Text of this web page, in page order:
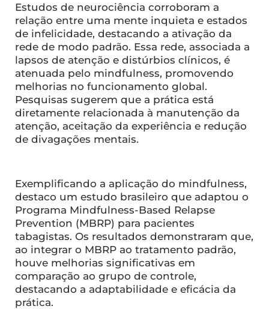
Estudos de neurociência corroboram a
relação entre uma mente inquieta e estados
de infelicidade, destacando a ativação da
rede de modo padrão. Essa rede, associada a
lapsos de atenção e distúrbios clínicos, é
atenuada pelo mindfulness, promovendo
melhorias no funcionamento global.
Pesquisas sugerem que a prática está
diretamente relacionada à manutenção da
atenção, aceitação da experiência e redução
de divagações mentais.
Exemplificando a aplicação do mindfulness,
destaco um estudo brasileiro que adaptou o
Programa Mindfulness-Based Relapse
Prevention (MBRP) para pacientes
tabagistas. Os resultados demonstraram que,
ao integrar o MBRP ao tratamento padrão,
houve melhorias significativas em
comparação ao grupo de controle,
destacando a adaptabilidade e eficácia da
prática.